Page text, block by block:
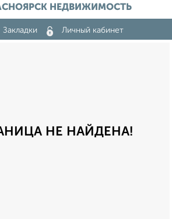
НЕДВИЖИМОСТЬ
Закладки Личный кабинет
НЕ НАЙДЕНА!